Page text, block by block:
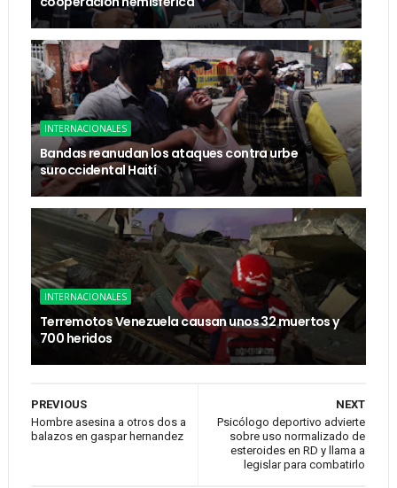
INTERNACIONALES
Bandas reanudan los ataques contra urbe
suroccidental Haití
INTERNACIONALES
Terremotos Venezuela causan unos 32 muertos y
700 heridos
NEXT
Psicólogo deportivo advierte
sobre uso normalizado de
esteroides en RD y llama a
legislar para combatirlo
PREVIOUS
Hombre asesina a otros dos a
balazos en gaspar hernandez